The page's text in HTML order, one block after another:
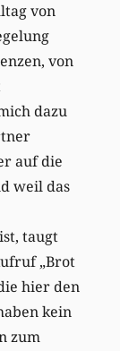
von
von
dazu
auf die
weil das
taugt
„Brot
hier den
kein
zum